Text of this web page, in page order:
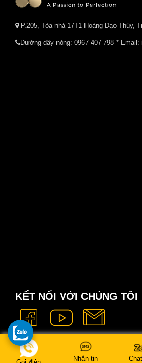
P.205, Tòa nhà 17T1 Hoàng Đạo Thúy,
Đường dây nóng: 0967 407 798 * Email:
KẾT NỐI VỚI CHÚNG TÔI
Nhắn tin